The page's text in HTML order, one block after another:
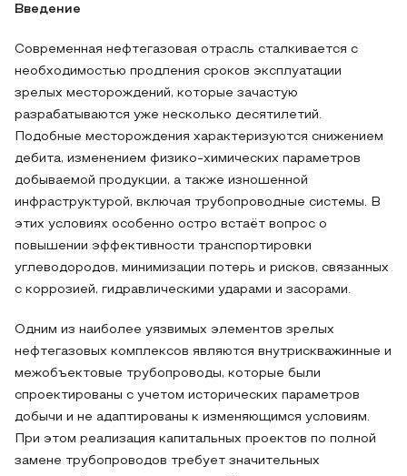
Введение
Современная нефтегазовая отрасль сталкивается с
необходимостью продления сроков эксплуатации
зрелых месторождений, которые зачастую
разрабатываются уже несколько десятилетий.
Подобные месторождения характеризуются снижением
дебита, изменением физико-химических параметров
добываемой продукции, а также изношенной
инфраструктурой, включая трубопроводные системы. В
этих условиях особенно остро встаёт вопрос о
повышении эффективности транспортировки
углеводородов, минимизации потерь и рисков, связанных
с коррозией, гидравлическими ударами и засорами.
Одним из наиболее уязвимых элементов зрелых
нефтегазовых комплексов являются внутрискважинные и
межобъектовые трубопроводы, которые были
спроектированы с учетом исторических параметров
добычи и не адаптированы к изменяющимся условиям.
При этом реализация капитальных проектов по полной
замене трубопроводов требует значительных